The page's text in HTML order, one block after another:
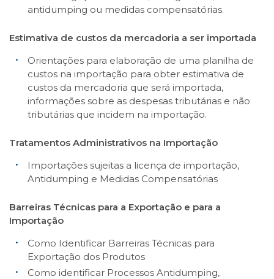
antidumping ou medidas compensatórias.
Estimativa de custos da mercadoria a ser importada
Orientações para elaboração de uma planilha de
custos na importação para obter estimativa de
custos da mercadoria que será importada,
informações sobre as despesas tributárias e não
tributárias que incidem na importação.
Tratamentos Administrativos na Importação
Importações sujeitas a licença de importação,
Antidumping e Medidas Compensatórias
Barreiras Técnicas para a Exportação e para a
Importação
Como Identificar Barreiras Técnicas para
Exportação dos Produtos
Como identificar Processos Antidumping,